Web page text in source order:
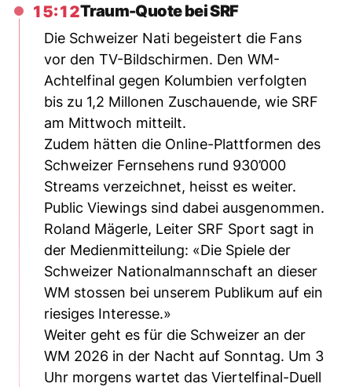
15:12Traum-Quote bei SRF
Die Schweizer Nati begeistert die Fans
vor den TV-Bildschirmen. Den WM-
Achtelfinal gegen Kolumbien verfolgten
bis zu 1,2 Millonen Zuschauende, wie SRF
am Mittwoch mitteilt.
Zudem hätten die Online-Plattformen des
Schweizer Fernsehens rund 930’000
Streams verzeichnet, heisst es weiter.
Public Viewings sind dabei ausgenommen.
Roland Mägerle, Leiter SRF Sport sagt in
der Medienmitteilung: «Die Spiele der
Schweizer Nationalmannschaft an dieser
WM stossen bei unserem Publikum auf ein
riesiges Interesse.»
Weiter geht es für die Schweizer an der
WM 2026 in der Nacht auf Sonntag. Um 3
Uhr morgens wartet das Viertelfinal-Duell